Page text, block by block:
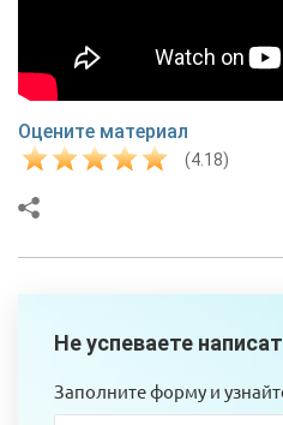
Оцените материал
(4.18)
Не успеваете
Заполните форму и